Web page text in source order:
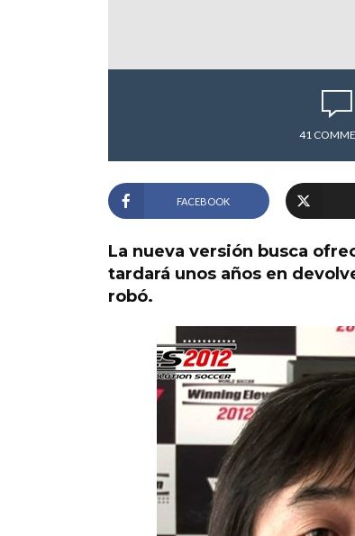
41
FACEBOOK
La nueva versión busca
tardará unos años en
robó.